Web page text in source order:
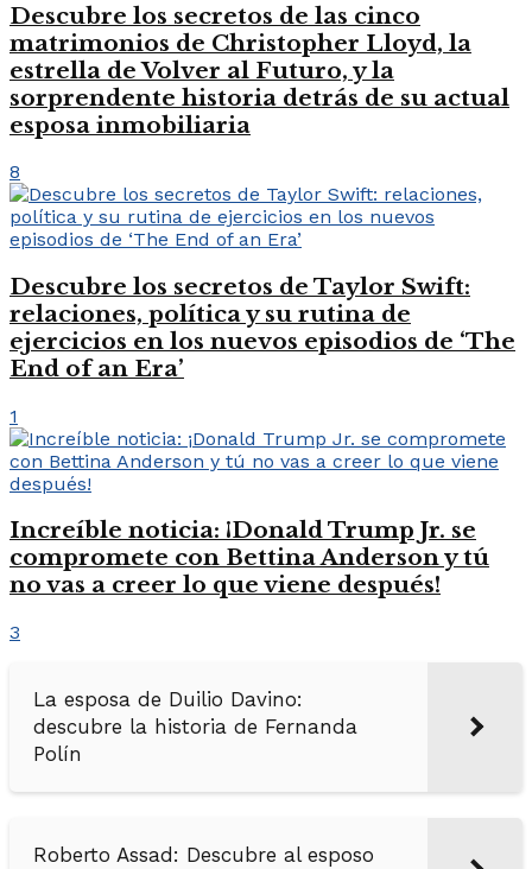
Descubre los secretos de las cinco
matrimonios de Christopher Lloyd, la
estrella de Volver al Futuro, y la
sorprendente historia detrás de su actual
esposa inmobiliaria
8
Descubre los secretos de Taylor Swift:
relaciones, política y su rutina de
ejercicios en los nuevos episodios de ‘The
End of an Era’
1
Increíble noticia: ¡Donald Trump Jr. se
compromete con Bettina Anderson y tú
no vas a creer lo que viene después!
3
La esposa de Duilio Davino:
descubre la historia de Fernanda
Polín
Roberto Assad: Descubre al esposo